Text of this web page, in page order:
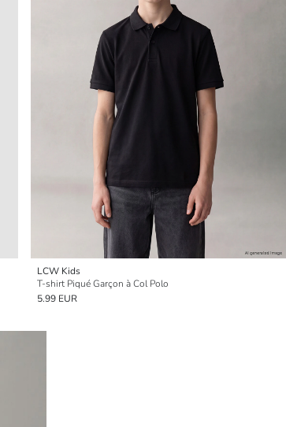
LCW Kids
T-shirt Piqué Garçon à Col Polo
5.99 EUR